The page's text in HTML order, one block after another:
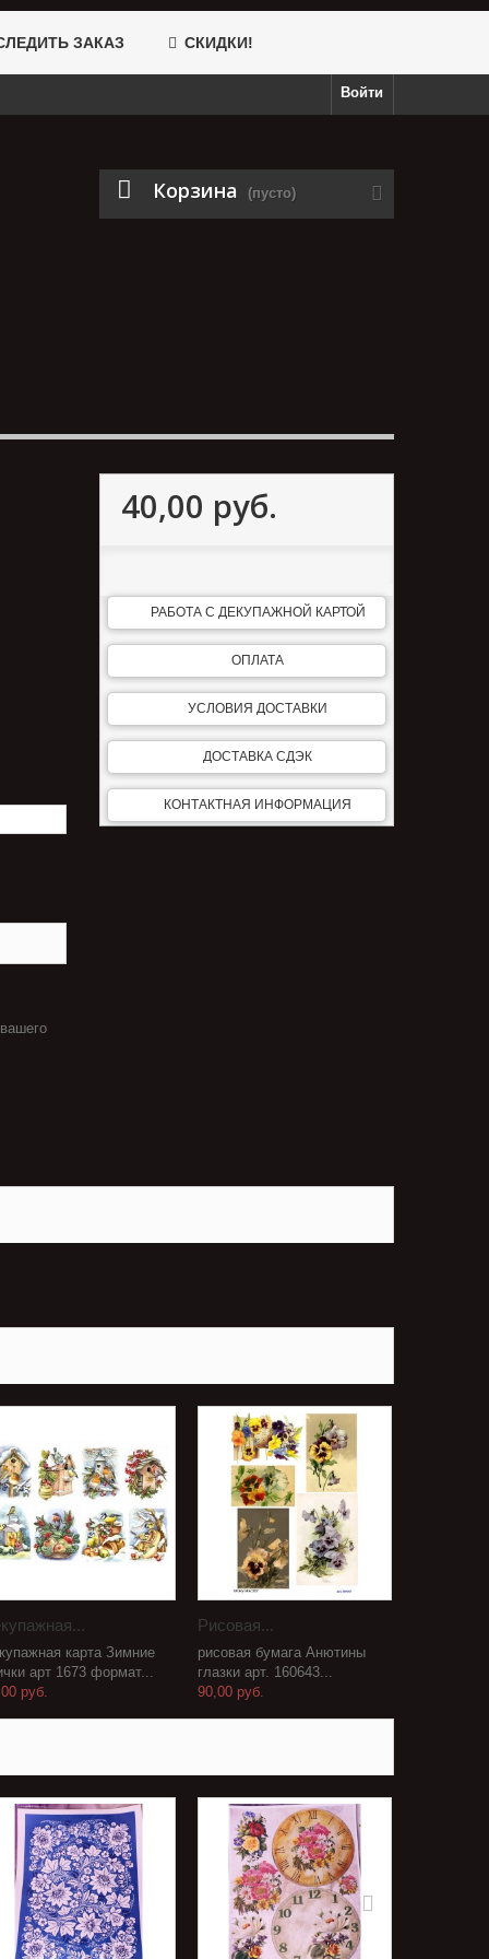
ЗАКАЗ СКИДКИ!
Войти
Корзина (пусто)
40,00 руб.
РАБОТА С ДЕКУПАЖНОЙ КАРТОЙ
ОПЛАТА
УСЛОВИЯ ДОСТАВКИ
ДОСТАВКА СДЭК
КОНТАКТНАЯ ИНФОРМАЦИЯ
карта Зимние
арт 1673 формат...
руб.
Рисовая...
рисовая бумага Анютины
глазки арт. 160643...
90,00 руб.